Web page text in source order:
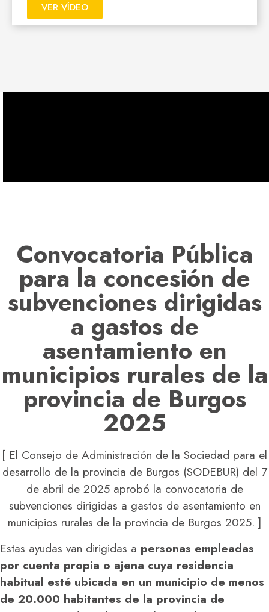
VER VÍDEO
Convocatoria Pública
para la concesión de
subvenciones dirigidas
a gastos de
asentamiento en
municipios rurales de la
provincia de Burgos
2025
[ El Consejo de Administración de la Sociedad para el
desarrollo de la provincia de Burgos (SODEBUR) del 7
de abril de 2025 aprobó la convocatoria de
subvenciones dirigidas a gastos de asentamiento en
municipios rurales de la provincia de Burgos 2025. ]
Estas ayudas van dirigidas a personas empleadas
por cuenta propia o ajena cuya residencia
habitual esté ubicada en un municipio de menos
de 20.000 habitantes de la provincia de